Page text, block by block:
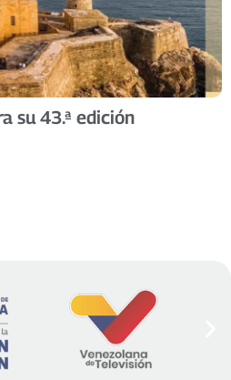
su 43.ª edición